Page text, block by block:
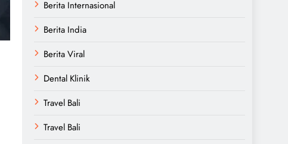
Berita Internasional
Berita India
Berita Viral
Dental Klinik
Travel Bali
Travel Bali